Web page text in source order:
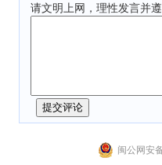
1．广泛开展诚实守信的
为，使全国人民真正树立
信作为规范各类经济主体
请文明上网，理性发言并遵
闽公网安